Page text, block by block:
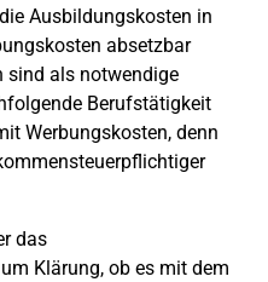
Ausbildungskosten in
absetzbar
sind als notwendige
Berufstätigkeit
Werbungskosten, denn
das
Klärung, ob es mit dem